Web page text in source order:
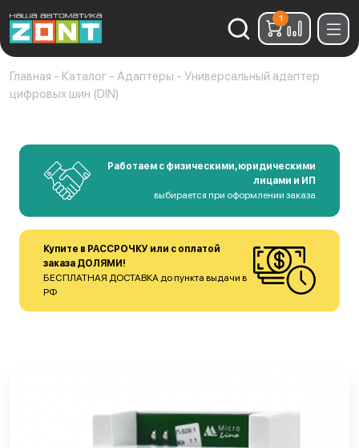
Найти:
1
Главная - Каталог - Адаптеры - Универсальный адаптер
цифровых шин (DIN)
Работаем с физическими, юридическими
лицами и ИП
выбирается при оформлении заказа
Купите в РАССРОЧКУ или с оплатой
заказа ДОЛЯМИ!
БЕСПЛАТНАЯ ДОСТАВКА до пункта выдачи в
РФ